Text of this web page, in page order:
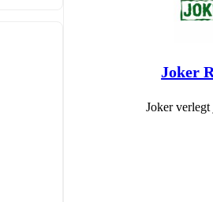
Joker
Joker verlegt